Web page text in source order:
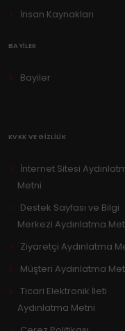
İnsan Kaynakları
BAYILER
Bayiler
KVKK VE GIZLILIK
İnternet Sitesi
Metni
Destek Sayfası ve Bilgi
Merkezi Aydınlatma
Ziyaretçi Aydınlatma
Müşteri Aydınlatma
Ticari Elektronik İleti
Aydınlatma Metni